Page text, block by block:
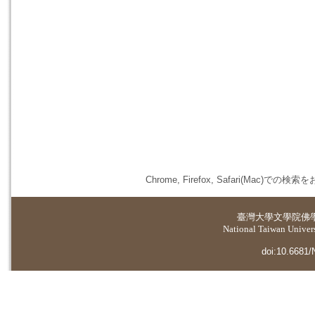
Chrome, Firefox, Safari(Mac)での検索を
臺灣大學文學院佛
National Taiwan
doi:10.6681/